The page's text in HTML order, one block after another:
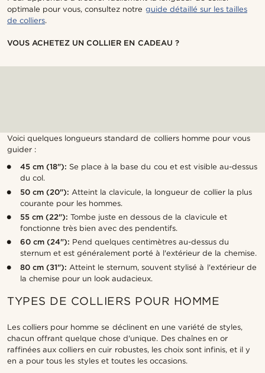
optimale pour vous, consultez notre guide détaillé sur les tailles
de colliers.
VOUS ACHETEZ UN COLLIER EN CADEAU ?
Voici quelques longueurs standard de colliers homme pour vous
guider :
45 cm (18"): Se place à la base du cou et est visible au-dessus
du col.
50 cm (20"): Atteint la clavicule, la longueur de collier la plus
courante pour les hommes.
55 cm (22"): Tombe juste en dessous de la clavicule et
fonctionne très bien avec des pendentifs.
60 cm (24"): Pend quelques centimètres au-dessus du
sternum et est généralement porté à l'extérieur de la chemise.
80 cm (31"): Atteint le sternum, souvent stylisé à l'extérieur de
la chemise pour un look audacieux.
TYPES DE COLLIERS POUR HOMME
Les colliers pour homme se déclinent en une variété de styles,
chacun offrant quelque chose d'unique. Des chaînes en or
raffinées aux colliers en cuir robustes, les choix sont infinis, et il y
en a pour tous les styles et toutes les occasions.